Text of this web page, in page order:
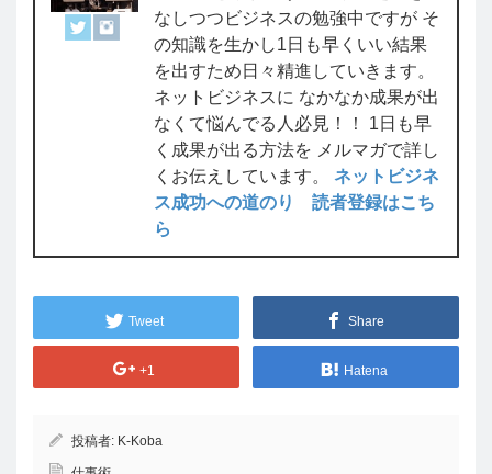
なしつつビジネスの勉強中ですが そ
の知識を生かし1日も早くいい結果
を出すため日々精進していきます。
ネットビジネスに なかなか成果が出
なくて悩んでる人必見！！ 1日も早
く成果が出る方法を メルマガで詳し
くお伝えしています。 ネットビジネ
ス成功への道のり 読者登録はこち
ら
Tweet Share
+1 Hatena
投稿者: K-Koba